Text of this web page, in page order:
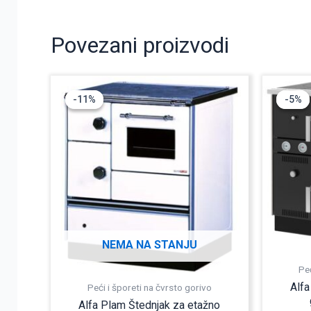
Povezani proizvodi
-11%
NEMA NA STANJU
-11%
Peći i šporeti na čvrsto gorivo
Alfa Plam Štednjak za etažno
Originalna
cena
88.990,00
Trenutna
78.990,00
-5%
-5%